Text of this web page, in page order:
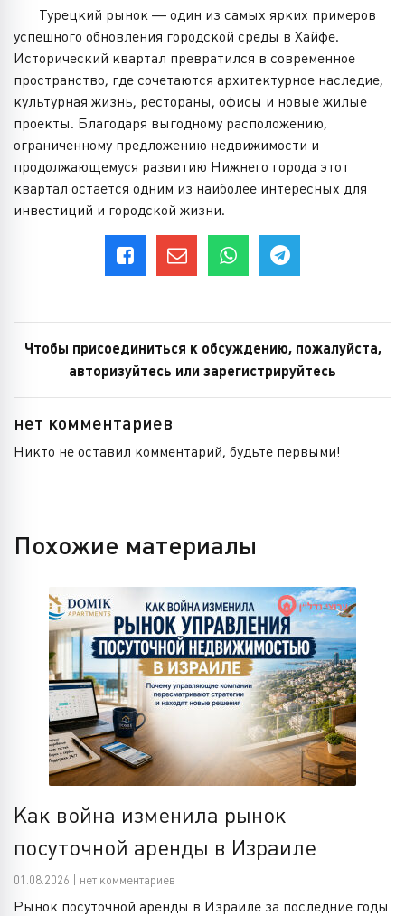
Турецкий рынок — один из самых ярких примеров
успешного обновления городской среды в Хайфе.
Исторический квартал превратился в современное
пространство, где сочетаются архитектурное наследие,
культурная жизнь, рестораны, офисы и новые жилые
проекты. Благодаря выгодному расположению,
ограниченному предложению недвижимости и
продолжающемуся развитию Нижнего города этот
квартал остается одним из наиболее интересных для
инвестиций и городской жизни.
Чтобы присоединиться к обсуждению, пожалуйста,
авторизуйтесь или зарегистрируйтесь
нет комментариев
Никто не оставил комментарий, будьте первыми!
Похожие материалы
Как война изменила рынок
посуточной аренды в Израиле
01.08.2026 | нет комментариев
Рынок посуточной аренды в Израиле за последние годы